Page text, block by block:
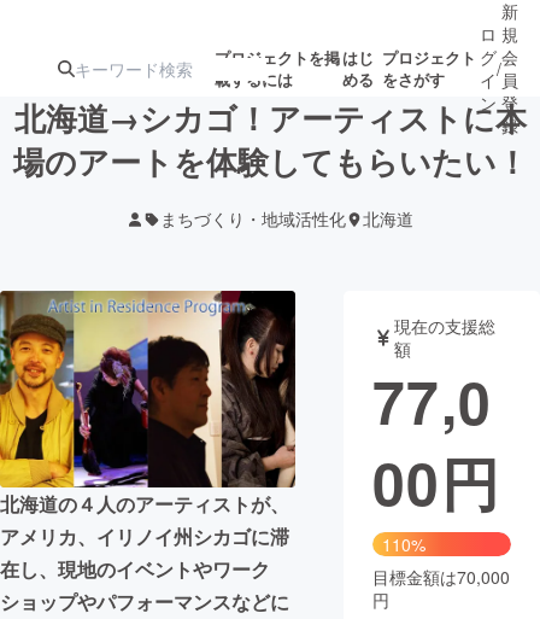
プロジェクトを掲
載するには
はじ
める
プロジェクト
をさがす
ターン
注目の新着プロ
ジェクト
募集終了が近いプ
ロジェクト
アート・写真 音楽
テクノロジー・ガジェット ゲーム・
映像・映画 書籍・雑誌
ビジネス・起業 チャレンジ
まちづくり・地域活性化
ロ
グ
イ
ン
/
新
規
会
員
登
録
北海道→シカゴ！アーティストに本
場のアートを体験してもらいたい！
まちづくり・地域活性化 北海道
北海道の４人のアーティストが、
アメリカ、イリノイ州シカゴに滞
在し、現地のイベントやワーク
ショップやパフォーマンスなどに
現在の支援総
額
77,0
00円
110%
目標金額は70,000
円